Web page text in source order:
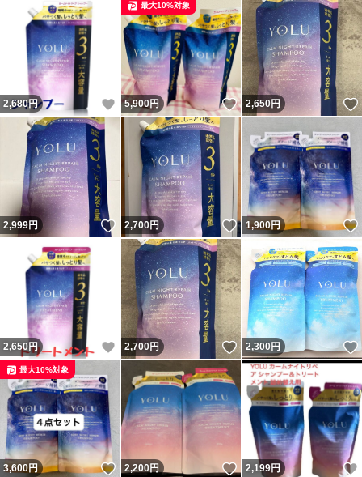
2,680円 いいね！
5,900円 いいね！
最大10%対象
2,650円
2,999円 いいね！
2,700円 いいね！
1,900円
2,650 円 いいね！
2,700円 いいね！
2,300円
3,600円 いいね！
最大10%対象
2,200円 いいね！
2,199円